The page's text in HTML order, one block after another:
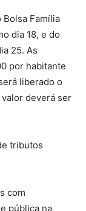
Família
dia 18, e do
25. As
por habitante
liberado o
deverá ser
tributos
com
pública na